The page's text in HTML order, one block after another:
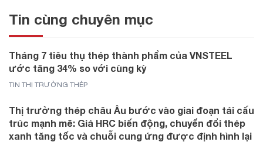
Tin cùng chuyên mục
Tháng 7 tiêu thụ thép thành phẩm của VNSTEEL
ước tăng 34% so với cùng kỳ
TIN THỊ TRƯỜNG THÉP
Thị trường thép châu Âu bước vào giai đoạn tái cấu
trúc mạnh mẽ: Giá HRC biến động, chuyển đổi thép
xanh tăng tốc và chuỗi cung ứng được định hình lại